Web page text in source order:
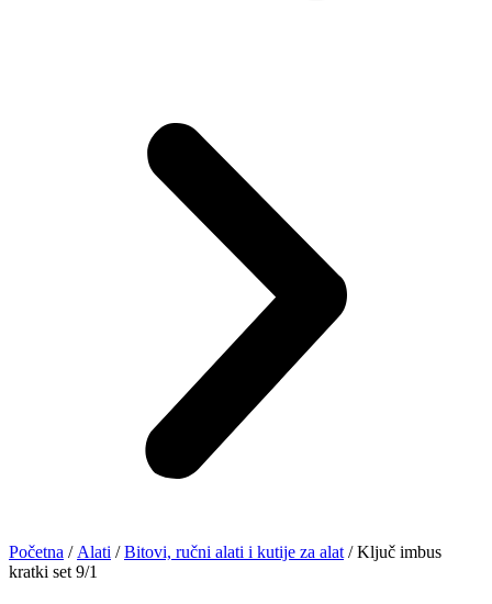
Početna / Alati /Bitovi, ručni alati i kutije za alat / Ključ imbus
kratki set 9/1